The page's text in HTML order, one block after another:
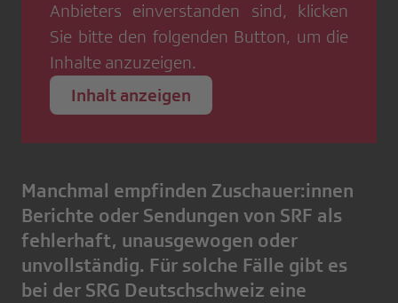
Anbieters einverstanden sind, klicken
Sie bitte den folgenden Button, um die
Inhalte anzuzeigen.
Inhalt anzeigen
Manchmal empfinden Zuschauer:innen
Berichte oder Sendungen von SRF als
fehlerhaft, unausgewogen oder
unvollständig. Für solche Fälle gibt es
bei der SRG Deutschschweiz eine